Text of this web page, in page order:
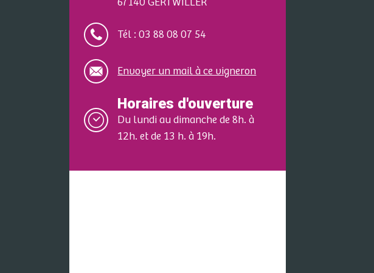
67140 GERTWILLER
Tél : 03 88 08 07 54
Envoyer un mail à ce vigneron
Horaires d'ouverture
Du lundi au dimanche de 8h. à
12h. et de 13 h. à 19h.